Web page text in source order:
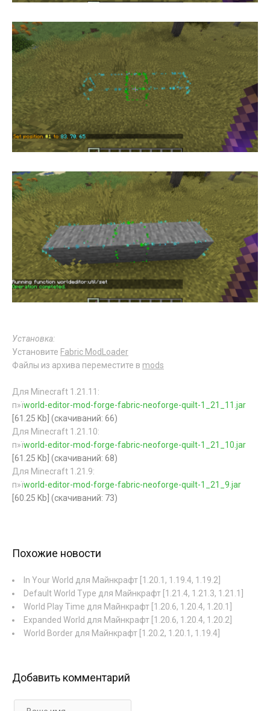
Установка:
Установите Fabric ModLoader
Файлы из архива переместите в mods
Для Minecraft 1.21.11:
п»їworld-editor-mod-forge-fabric-neoforge-quilt-1_21_11.jar
[61.25 Kb] (cкачиваний: 66)
Для Minecraft 1.21.10:
п»їworld-editor-mod-forge-fabric-neoforge-quilt-1_21_10.jar
[61.25 Kb] (cкачиваний: 68)
Для Minecraft 1.21.9:
п»їworld-editor-mod-forge-fabric-neoforge-quilt-1_21_9.jar
[60.25 Kb] (cкачиваний: 73)
Похожие новости
In Your World для Майнкрафт [1.20.1, 1.19.4, 1.19.2]
Default World Type для Майнкрафт [1.21.4, 1.21.3, 1.21.1]
World Play Time для Майнкрафт [1.20.6, 1.20.4, 1.20.1]
Expanded World для Майнкрафт [1.20.6, 1.20.4, 1.20.2]
World Border для Майнкрафт [1.20.2, 1.20.1, 1.19.4]
Добавить комментарий